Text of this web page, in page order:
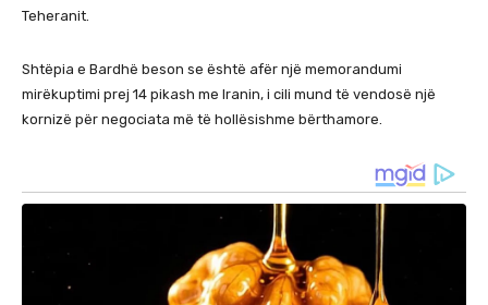
Teheranit.
Shtëpia e Bardhë beson se është afër një memorandumi
mirëkuptimi prej 14 pikash me Iranin, i cili mund të vendosë një
kornizë për negociata më të hollësishme bërthamore.